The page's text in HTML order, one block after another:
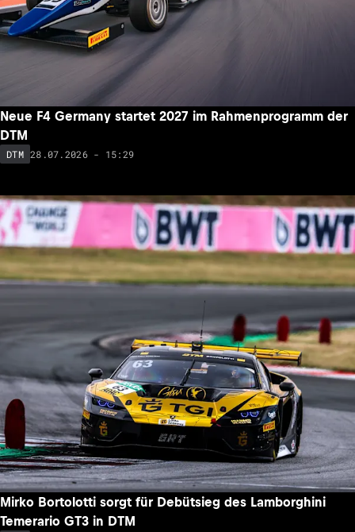
Neue F4 Germany startet 2027 im Rahmenprogramm der
DTM
DTM 28.07.2026 - 15:29
Mirko Bortolotti sorgt für Debütsieg des Lamborghini
Temerario GT3 in DTM